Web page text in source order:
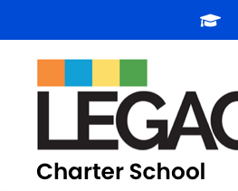
al
contenido